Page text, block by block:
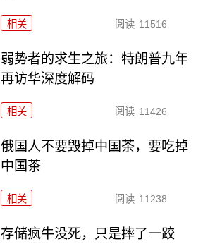
相关 阅读 11516
弱势者的求生之旅：特朗普九年
再访华深度解码
相关 阅读 11426
俄国人不要毁掉中国茶，要吃掉
中国茶
相关 阅读 11238
存储疯牛没死，只是摔了一跤